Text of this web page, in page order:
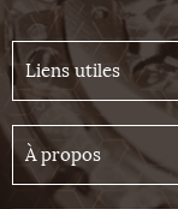
Liens utiles
À propos